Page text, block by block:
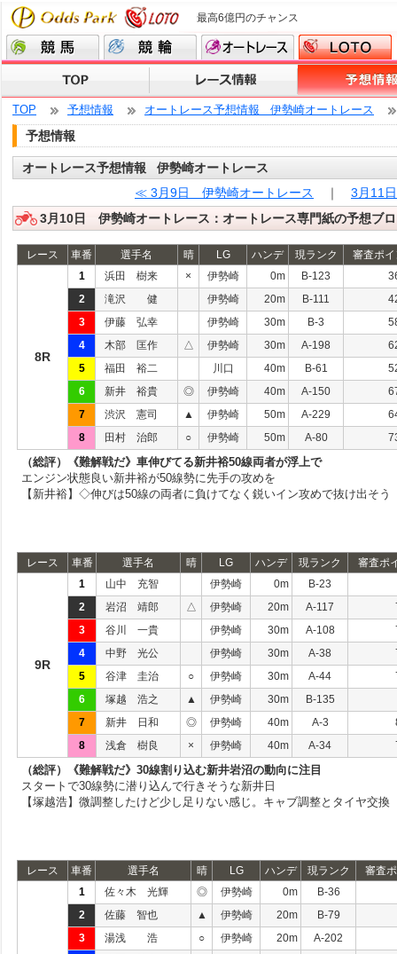
最高6億円のチャンス
TOP 予想情報 オートレース予想情報 伊勢崎オートレース
予想情報
オートレース予想情報 伊勢崎オートレース
≪ 3月9日 伊勢崎オートレース
｜
3月11
3月10日 伊勢崎オートレース：オートレース専門紙の予想ブ
レース 車番 選手名 晴 LG ハンデ 現ランク 審査ポイ
8R
1 浜田 樹来 × 伊勢崎 0m B-123
2
滝沢 健 伊勢崎 20m B-111
3
伊藤 弘幸 伊勢崎 30m B-3
4
木部 匡作 △ 伊勢崎 30m A-198
5
福田 裕二 川口 40m B-61
6
新井 裕貴 ◎ 伊勢崎 40m A-150
7
渋沢 憲司 ▲ 伊勢崎 50m A-229
8
田村 治郎 ○ 伊勢崎 50m A-80
（総評）《難解戦だ》車伸びてる新井裕50線両者が浮上で
エンジン状態良い新井裕が50線勢に先手の攻めを
【新井裕】◇伸びは50線の両者に負けてなく鋭いイン攻めで抜け出そう
レース 車番 選手名 晴 LG ハンデ 現ランク 審査ポ
9R
1 山中 充智 伊勢崎 0m
B-23
2
岩沼 靖郎 △ 伊勢崎 20m A-117
3
谷川 一貴 伊勢崎 30m A-108
4
中野 光公 伊勢崎 30m A-38
5
谷津 圭治 ○ 伊勢崎 30m A-44
6
塚越 浩之 ▲ 伊勢崎 30m
B-135
7
新井 日和 ◎ 伊勢崎 40m A-3
8
浅倉 樹良 × 伊勢崎 40m A-34
（総評）《難解戦だ》30線割り込む新井岩沼の動向に注目
スタートで30線勢に潜り込んで行きそうな新井日
【塚越浩】微調整したけど少し足りない感じ。キャブ調整とタイヤ交換
レース 車番 選手名 晴 LG ハンデ 現ランク 審査
1 佐々木 光輝 ◎ 伊勢崎 0m
B-36
2
佐藤 智也 ▲ 伊勢崎 20m
B-79
3
湯浅 浩 ○ 伊勢崎 20m
A-202